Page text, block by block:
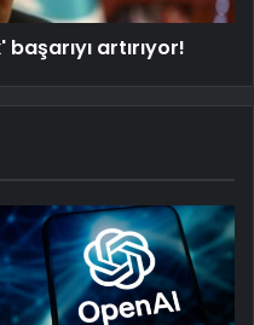
artırıyor!